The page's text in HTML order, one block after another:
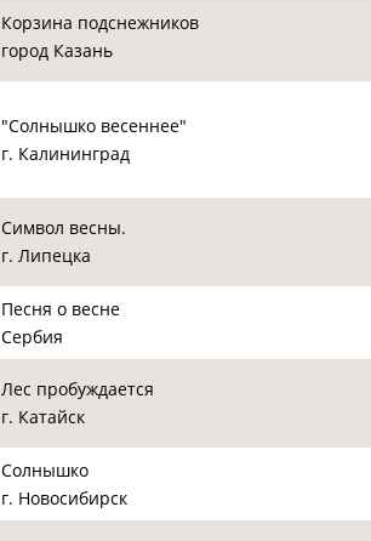
Корзина подснежников
город Казань
"Солнышко весеннее"
г. Калининград
Символ весны.
г. Липецка
Песня о весне
Сербия
Лес пробуждается
г. Катайск
Солнышко
г. Новосибирск